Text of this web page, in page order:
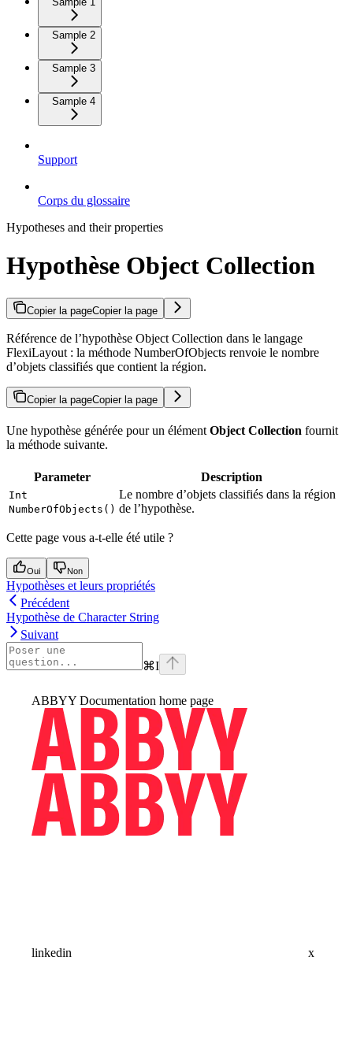
Sample 2
Sample 3
Sample 4
Support
Corps du glossaire
Hypotheses and their properties
Hypothèse Object Collection
Copier la pageCopier la page
Référence de l’hypothèse Object Collection dans le langage
FlexiLayout : la méthode NumberOfObjects renvoie le nombre
d’objets classifiés que contient la région.
Copier la pageCopier la page
Une hypothèse générée pour un élément Object Collection fournit
la méthode suivante.
Parameter Description
Int
NumberOfObjects()
Le nombre d’objets classifiés dans la région
de l’hypothèse.
Cette page vous a-t-elle été utile ?
Oui Non
Hypothèses et leurs propriétés
Précédent
Hypothèse de Character String
Suivant
⌘I
ABBYY Documentation home page
linkedin x